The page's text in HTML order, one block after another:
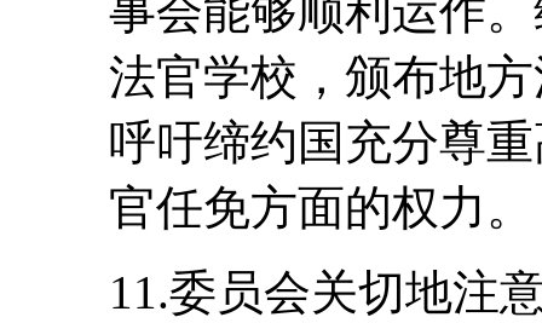
事会能够顺利运作
法官学校，颁布地
呼吁缔约国充分尊
官任免方面的权力。
11.委员会关切地注